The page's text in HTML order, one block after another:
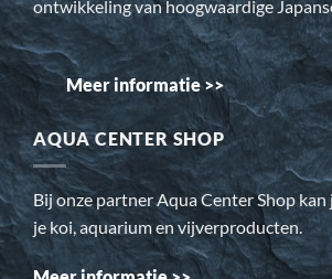
ontwikkeling van hoogwaardige
Meer informatie >>
AQUA CENTER SHOP
Bij onze partner Aqua Center Shop
je koi, aquarium en vijverproducten.